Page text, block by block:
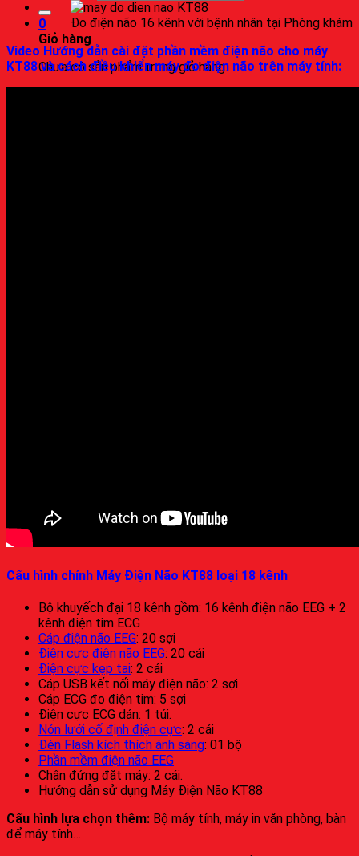
0
Giỏ hàng
Chưa có sản phẩm trong giỏ hàng.
Đo điện não 16 kênh với bệnh nhân tại Phòng khám
Video Hướng dẫn cài đặt phần mềm điện não cho máy
KT88 và cách điều khiển máy đo điện não trên máy tính:
Cấu hình chính Máy Điện Não KT88 loại 18 kênh
Bộ khuyếch đại 18 kênh gồm: 16 kênh điện não EEG + 2
kênh điện tim ECG
Cáp điện não EEG: 20 sợi
Điện cực điện não EEG: 20 cái
Điện cực kẹp tai: 2 cái
Cáp USB kết nối máy điện não: 2 sợi
Cáp ECG đo điện tim: 5 sợi
Điện cực ECG dán: 1 túi.
Nón lưới cố định điện cực: 2 cái
Đèn Flash kích thích ánh sáng: 01 bộ
Phần mềm điện não EEG
Chân đứng đặt máy: 2 cái.
Hướng dẫn sử dụng Máy Điện Não KT88
Cấu hình lựa chọn thêm: Bộ máy tính, máy in văn phòng, bàn
để máy tính…